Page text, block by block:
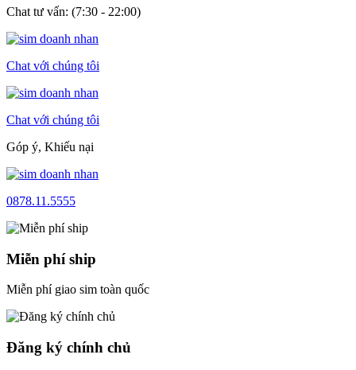
Chat tư vấn: (7:30 - 22:00)
Chat với chúng tôi
Chat với chúng tôi
Góp ý, Khiếu nại
0878.11.5555
Miễn phí ship
Miễn phí giao sim toàn quốc
Đăng ký chính chủ